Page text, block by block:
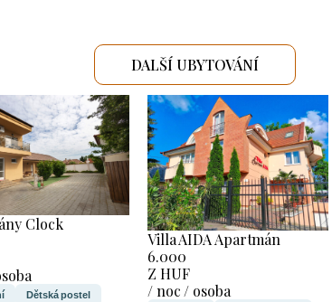
DALŠÍ UBYTOVÁNÍ
Clock
Dětská postel
Villa AIDA Apartmán
6.000
Z HUF
/ noc / osoba